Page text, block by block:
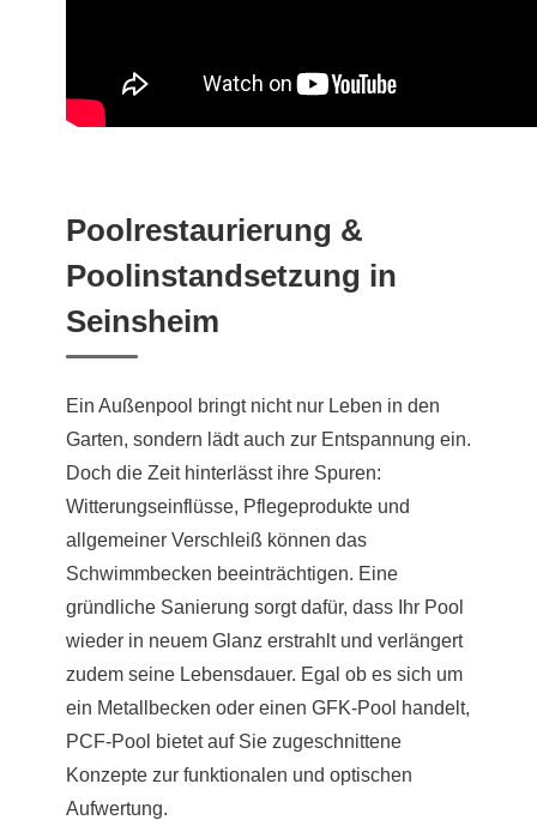
Poolrestaurierung &
Poolinstandsetzung in
Seinsheim
Ein Außenpool bringt nicht nur Leben in den
Garten, sondern lädt auch zur Entspannung ein.
Doch die Zeit hinterlässt ihre Spuren:
Witterungseinflüsse, Pflegeprodukte und
allgemeiner Verschleiß können das
Schwimmbecken beeinträchtigen. Eine
gründliche Sanierung sorgt dafür, dass Ihr Pool
wieder in neuem Glanz erstrahlt und verlängert
zudem seine Lebensdauer. Egal ob es sich um
ein Metallbecken oder einen GFK-Pool handelt,
PCF-Pool bietet auf Sie zugeschnittene
Konzepte zur funktionalen und optischen
Aufwertung.